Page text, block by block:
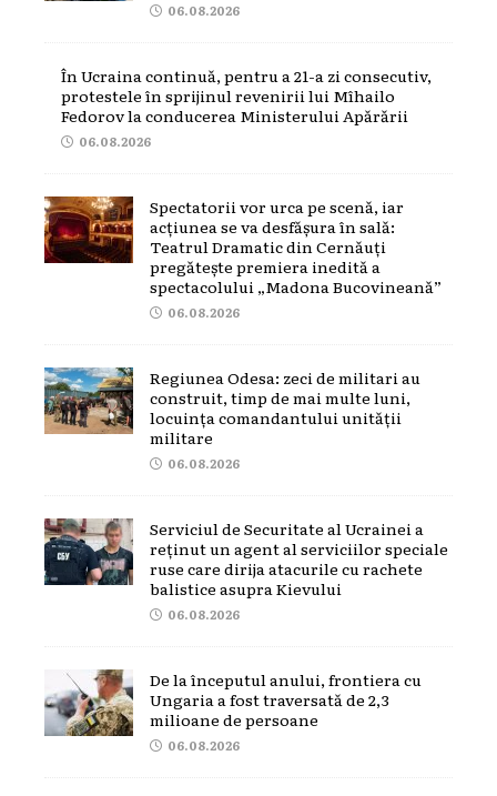
06.08.2026
În Ucraina continuă, pentru a 21-a zi consecutiv,
protestele în sprijinul revenirii lui Mîhailo
Fedorov la conducerea Ministerului Apărării
06.08.2026
Spectatorii vor urca pe scenă, iar
acțiunea se va desfășura în sală:
Teatrul Dramatic din Cernăuți
pregătește premiera inedită a
spectacolului „Madona Bucovineană”
06.08.2026
Regiunea Odesa: zeci de militari au
construit, timp de mai multe luni,
locuința comandantului unității
militare
06.08.2026
Serviciul de Securitate al Ucrainei a
reținut un agent al serviciilor speciale
ruse care dirija atacurile cu rachete
balistice asupra Kievului
06.08.2026
De la începutul anului, frontiera cu
Ungaria a fost traversată de 2,3
milioane de persoane
06.08.2026